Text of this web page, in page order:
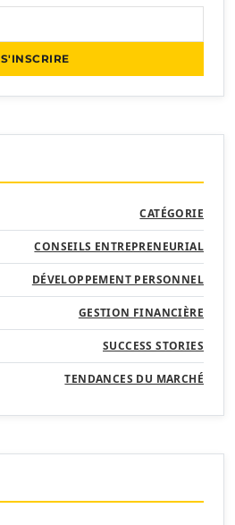
S'INSCRIRE
CATÉGORIE
CONSEILS ENTREPRENEURIAL
DÉVELOPPEMENT PERSONNEL
GESTION FINANCIÈRE
SUCCESS STORIES
TENDANCES DU MARCHÉ